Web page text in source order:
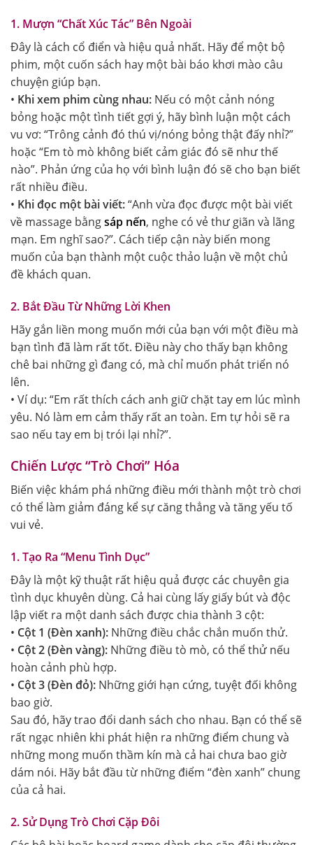
1. Mượn “Chất Xúc Tác” Bên Ngoài
Đây là cách cổ điển và hiệu quả nhất. Hãy để một bộ
phim, một cuốn sách hay một bài báo khơi mào câu
chuyện giúp bạn.
• Khi xem phim cùng nhau: Nếu có một cảnh nóng
bỏng hoặc một tình tiết gợi ý, hãy bình luận một cách
vu vơ: “Trông cảnh đó thú vị/nóng bỏng thật đấy nhỉ?”
hoặc “Em tò mò không biết cảm giác đó sẽ như thế
nào”. Phản ứng của họ với bình luận đó sẽ cho bạn biết
rất nhiều điều.
• Khi đọc một bài viết:“Anh vừa đọc được một bài viết
về massage bằngsáp nến, nghe có vẻ thư giãn và lãng
mạn. Em nghĩ sao?”. Cách tiếp cận này biến mong
muốn của bạn thành một cuộc thảo luận về một chủ
đề khách quan.
2. Bắt Đầu Từ Những Lời Khen
Hãy gắn liền mong muốn mới của bạn với một điều mà
bạn tình đã làm rất tốt. Điều này cho thấy bạn không
chê bai những gì đang có, mà chỉ muốn phát triển nó
lên.
• Ví dụ: “Em rất thích cách anh giữ chặt tay em lúc mình
yêu. Nó làm em cảm thấy rất an toàn. Em tự hỏi sẽ ra
sao nếu tay em bị trói lại nhỉ?”.
Chiến Lược “Trò Chơi” Hóa
Biến việc khám phá những điều mới thành một trò chơi
có thể làm giảm đáng kể sự căng thẳng và tăng yếu tố
vui vẻ.
1. Tạo Ra “Menu Tình Dục”
Đây là một kỹ thuật rất hiệu quả được các chuyên gia
tình dục khuyên dùng. Cả hai cùng lấy giấy bút và độc
lập viết ra một danh sách được chia thành 3 cột:
• Cột 1 (Đèn xanh): Những điều chắc chắn muốn thử.
• Cột 2 (Đèn vàng): Những điều tò mò, có thể thử nếu
hoàn cảnh phù hợp.
• Cột 3 (Đèn đỏ): Những giới hạn cứng, tuyệt đối không
bao giờ.
Sau đó, hãy trao đổi danh sách cho nhau. Bạn có thể sẽ
rất ngạc nhiên khi phát hiện ra những điểm chung và
những mong muốn thầm kín mà cả hai chưa bao giờ
dám nói. Hãy bắt đầu từ những điểm “đèn xanh” chung
của cả hai.
2. Sử Dụng Trò Chơi Cặp Đôi